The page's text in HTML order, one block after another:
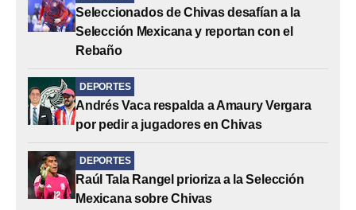
Seleccionados de Chivas desafían a la
Selección Mexicana y reportan con el
Rebaño
DEPORTES
Andrés Vaca respalda a Amaury Vergara
por pedir a jugadores en Chivas
DEPORTES
Raúl Tala Rangel prioriza a la Selección
Mexicana sobre Chivas